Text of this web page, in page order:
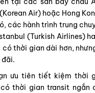
Air) hoặc Hong
các hành trình trung
(Turkish Airlines)
có thời gian dài hơn,
đãi.
ưu tiên tiết kiệm thời
có thời gian transit ngắn